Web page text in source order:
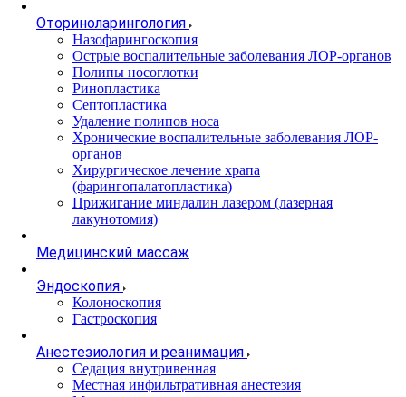
Оториноларингология
Назофарингоскопия
Острые воспалительные заболевания ЛОР-органов
Полипы носоглотки
Ринопластика
Септопластика
Удаление полипов носа
Хронические воспалительные заболевания ЛОР-
органов
Хирургическое лечение храпа
(фарингопалатопластика)
Прижигание миндалин лазером (лазерная
лакунотомия)
Медицинский массаж
Эндоскопия
Колоноскопия
Гастроскопия
Анестезиология и реанимация
Cедация внутривенная
Местная инфильтративная анестезия